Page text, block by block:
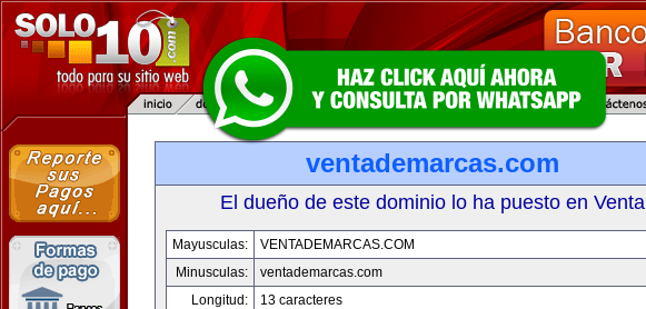
ventademarcas.com
El dueño de este dominio lo ha puesto en Venta
Mayusculas:
VENTADEMARCAS.COM
Minusculas:
ventademarcas.com
Longitud:
13 caracteres